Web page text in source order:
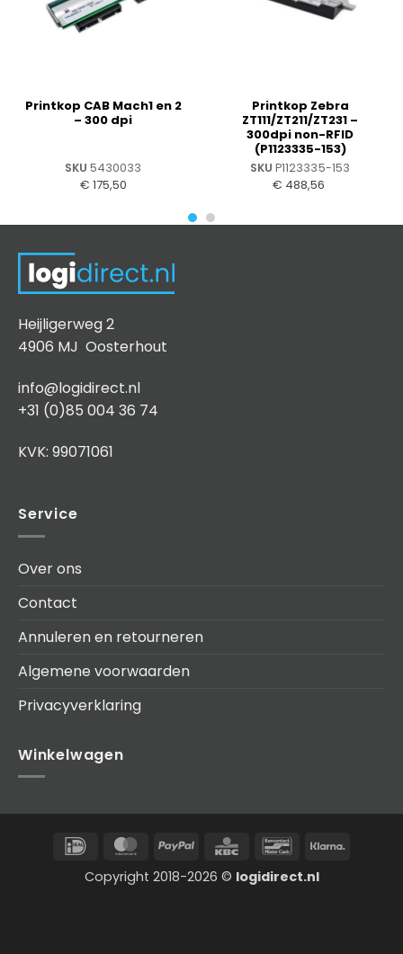
Printkop CAB Mach1 en 2
– 300 dpi
SKU 5430033
€ 175,50
Printkop Zebra
ZT111/ZT211/ZT231 –
300dpi non-RFID
(P1123335-153)
SKU P1123335-153
€ 488,56
Heijligerweg 2
4906 MJ Oosterhout
info@logidirect.nl
+31 (0)85 004 36 74
KVK: 99071061
Service
Over ons
Contact
Annuleren en retourneren
Algemene voorwaarden
Privacyverklaring
Winkelwagen
IDeal MasterCard
PayPal KBC Bancontact
Copyright 2018-2026 © logidirect.nl